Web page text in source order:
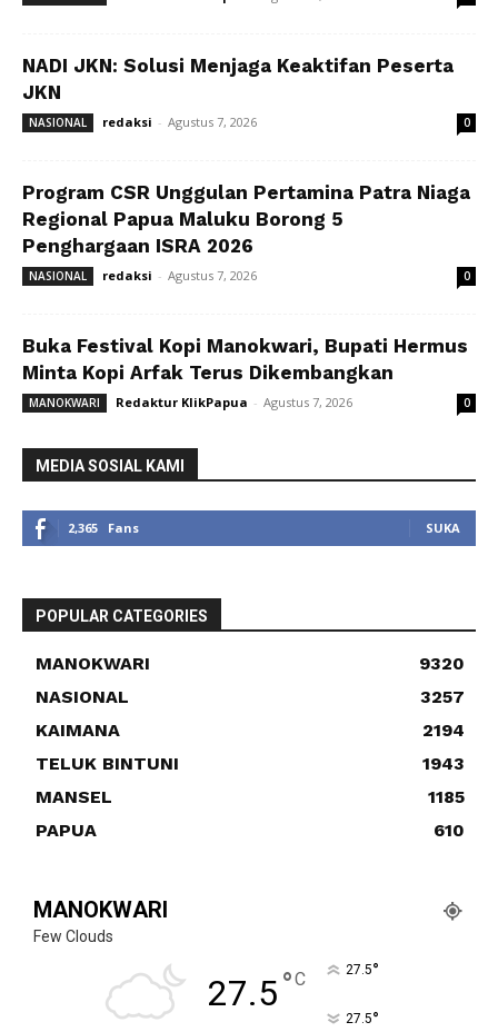
NADI JKN: Solusi Menjaga Keaktifan Peserta
JKN
NASIONAL redaksi - Agustus 7, 2026 0
Program CSR Unggulan Pertamina Patra Niaga
Regional Papua Maluku Borong 5
Penghargaan ISRA 2026
NASIONAL redaksi - Agustus 7, 2026 0
Buka Festival Kopi Manokwari, Bupati Hermus
Minta Kopi Arfak Terus Dikembangkan
MANOKWARI Redaktur KlikPapua - Agustus 7, 2026 0
MEDIA SOSIAL KAMI
2,365 Fans SUKA
POPULAR CATEGORIES
MANOKWARI
9320
NASIONAL
3257
KAIMANA
2194
TELUK BINTUNI
1943
MANSEL
1185
PAPUA
610
MANOKWARI
Few Clouds
27.5°C 27.5°
27.5°